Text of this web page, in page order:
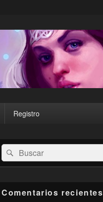
Registro
El
área
de
lateral
primaria
Buscar
por:
Buscar
Comentarios recientes